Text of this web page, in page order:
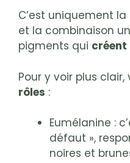
C’est uniquement
et la combinaison
pigments qui créent
Pour y voir plus clair,
rôles :
Eumélanine :
défaut »,
noires et